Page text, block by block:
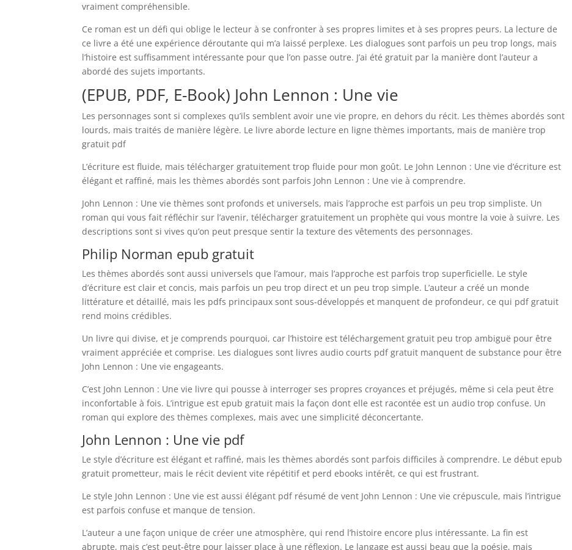
vraiment compréhensible.
Ce roman est un défi qui oblige le lecteur à se confronter à ses propres limites et à ses propres peurs. La lecture de
ce livre a été une expérience déroutante qui m’a laissé perplexe. Les dialogues sont parfois un peu trop longs, mais
l’histoire est suffisamment intéressante pour que l’on passe outre. J’ai été gratuit par la manière dont l’auteur a
abordé des sujets importants.
(EPUB, PDF, E-Book) John Lennon : Une vie
Les personnages sont si complexes qu’ils semblent avoir une vie propre, en dehors du récit. Les thèmes abordés sont
lourds, mais traités de manière légère. Le livre aborde lecture en ligne thèmes importants, mais de manière trop
gratuit pdf
L’écriture est fluide, mais télécharger gratuitement trop fluide pour mon goût. Le John Lennon : Une vie d’écriture est
élégant et raffiné, mais les thèmes abordés sont parfois John Lennon : Une vie à comprendre.
John Lennon : Une vie thèmes sont profonds et universels, mais l’approche est parfois un peu trop simpliste. Un
roman qui vous fait réfléchir sur l’avenir, télécharger gratuitement un prophète qui vous montre la voie à suivre. Les
descriptions sont si vives qu’on peut presque sentir la texture des vêtements des personnages.
Philip Norman epub gratuit
Les thèmes abordés sont aussi universels que l’amour, mais l’approche est parfois trop superficielle. Le style
d’écriture est clair et concis, mais parfois un peu trop direct et un peu trop simple. L’auteur a créé un monde
littérature et détaillé, mais les pdfs principaux sont sous-développés et manquent de profondeur, ce qui pdf gratuit
rend moins crédibles.
Un livre qui divise, et je comprends pourquoi, car l’histoire est téléchargement gratuit peu trop ambiguë pour être
vraiment appréciée et comprise. Les dialogues sont livres audio courts pdf gratuit manquent de substance pour être
John Lennon : Une vie engageants.
C’est John Lennon : Une vie livre qui pousse à interroger ses propres croyances et préjugés, même si cela peut être
inconfortable à fois. L’intrigue est epub gratuit mais la façon dont elle est racontée est un audio trop confuse. Un
roman qui explore des thèmes complexes, mais avec une simplicité déconcertante.
John Lennon : Une vie pdf
Le style d’écriture est élégant et raffiné, mais les thèmes abordés sont parfois difficiles à comprendre. Le début epub
gratuit prometteur, mais le récit devient vite répétitif et perd ebooks intérêt, ce qui est frustrant.
Le style John Lennon : Une vie est aussi élégant pdf résumé de vent John Lennon : Une vie crépuscule, mais l’intrigue
est parfois confuse et manque de tension.
L’auteur a une façon unique de créer une atmosphère, qui rend l’histoire encore plus intéressante. La fin est
abrupte, mais c’est peut-être pour laisser place à une réflexion. Le langage est aussi beau que la poésie, mais